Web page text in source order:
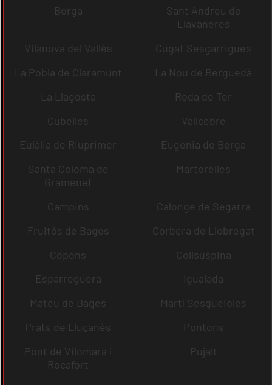
Berga
Sant Andreu de
Llavaneres
Vilanova del Vallès
Cugat Sesgarrigues
La Pobla de Claramunt
La Nou de Berguedà
La Llagosta
Roda de Ter
Cubelles
Vallcebre
Eulàlia de Riuprimer
Eugènia de Berga
Santa Coloma de
Gramenet
Martorelles
Campins
Calonge de Segarra
Fruitós de Bages
Corbera de Llobregat
Copons
Collsuspina
Esparreguera
Igualada
Mateu de Bages
Martí Sesgueioles
Prats de Lluçanès
Pontons
Pont de Vilomara i
Rocafort
Pujalt